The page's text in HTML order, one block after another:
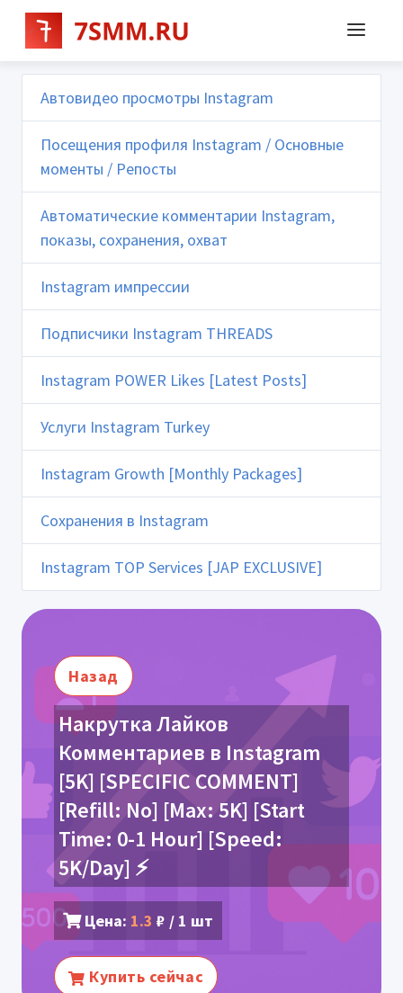
Автовидео просмотры Instagram
Посещения профиля Instagram / Основные
моменты / Репосты
Автоматические комментарии Instagram,
показы, сохранения, охват
Instagram импрессии
Подписчики Instagram THREADS
Instagram POWER Likes [Latest Posts]
Услуги Instagram Turkey
Instagram Growth [Monthly Packages]
Сохранения в Instagram
Instagram TOP Services [JAP EXCLUSIVE]
Назад
Накрутка Лайков
Комментариев в Instagram
[5K] [SPECIFIC COMMENT]
[Refill: No] [Max: 5K] [Start
Time: 0-1 Hour] [Speed:
5K/Day] ⚡️
Цена: 1.3 ₽ / 1 шт
Купить сейчас